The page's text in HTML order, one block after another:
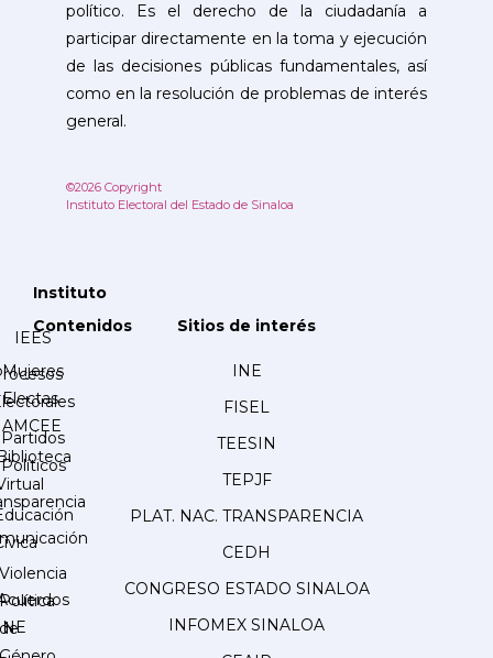
político. Es el derecho de la ciudadanía a
participar directamente en la toma y ejecución
de las decisiones públicas fundamentales, así
como en la resolución de problemas de interés
general.
©2026 Copyright
Instituto Electoral del Estado de Sinaloa
Instituto
IEES
Partidos
Políticos
Contenidos
Mujeres
Electas
AMCEE
Violencia
Política
de
Sitios de interés
INE
FISEL
TEESIN
TEPJF
PLAT. NAC. TRANSPARENCIA
CEDH
CONGRESO ESTADO SINALOA
INFOMEX SINALOA